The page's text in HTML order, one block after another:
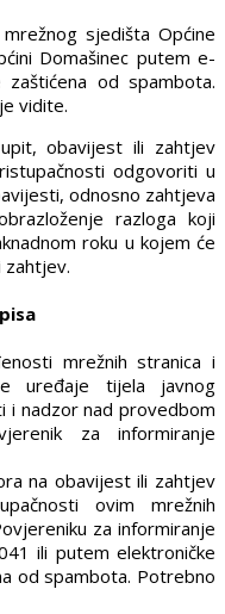
sjedišta Općine
Domašinec putem e-
od spambota.
vidite.
obavijest ili zahtjev
odgovoriti u
odnosno zahtjeva
razloga koji
roku u kojem će
zahtjev.
mrežnih stranica i
uređaje tijela javnog
i nadzor nad provedbom
za informiranje
na obavijest ili zahtjev
ovim mrežnih
za informiranje
ili putem elektroničke
od spambota. Potrebno